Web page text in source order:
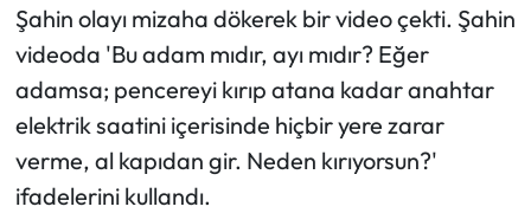
Şahin olayı mizaha dökerek bir video çekti. Şahin
videoda 'Bu adam mıdır, ayı mıdır? Eğer
adamsa; pencereyi kırıp atana kadar anahtar
elektrik saatini içerisinde hiçbir yere zarar
verme, al kapıdan gir. Neden kırıyorsun?'
ifadelerini kullandı.